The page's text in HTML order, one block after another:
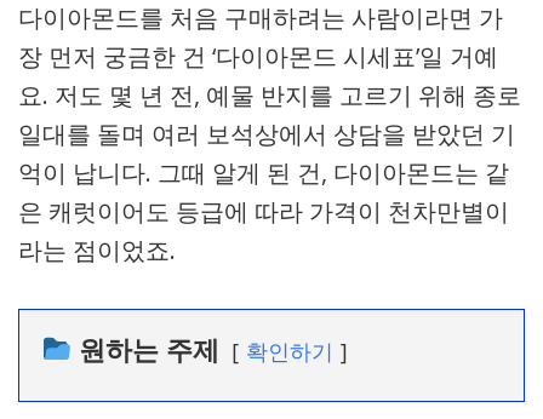
다이아몬드를 처음 구매하려는 사람이라면 가
장 먼저 궁금한 건 ‘다이아몬드 시세표’일 거예
요. 저도 몇 년 전, 예물 반지를 고르기 위해 종로
일대를 돌며 여러 보석상에서 상담을 받았던 기
억이 납니다. 그때 알게 된 건, 다이아몬드는 같
은 캐럿이어도 등급에 따라 가격이 천차만별이
라는 점이었죠.
원하는 주제 확인하기